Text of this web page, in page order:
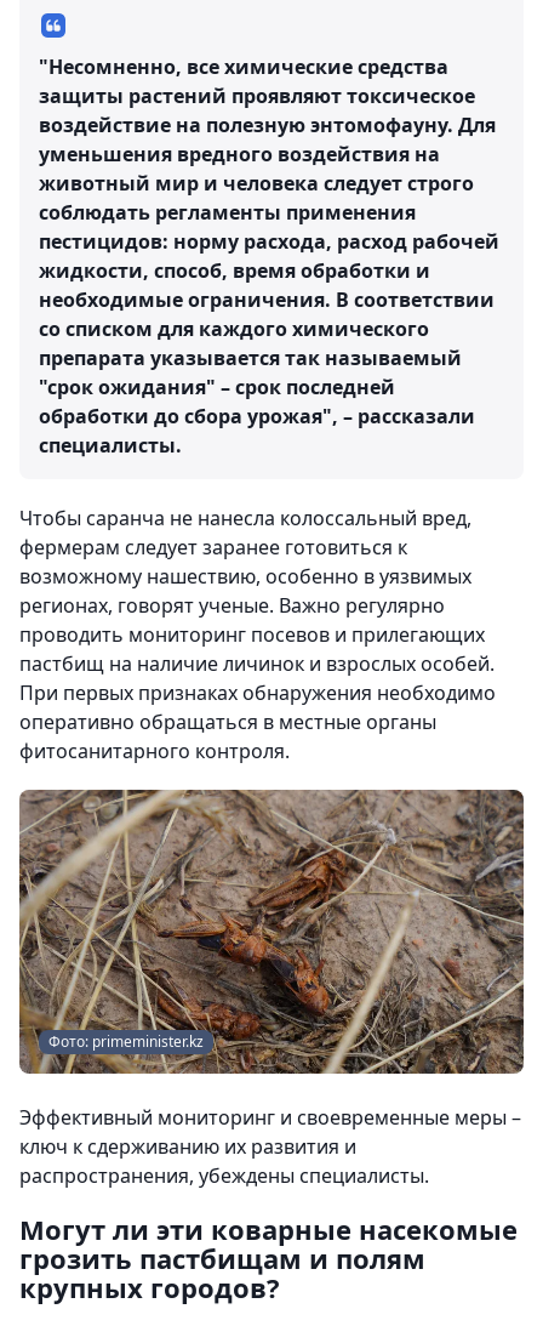
"Несомненно, все химические средства
защиты растений проявляют токсическое
воздействие на полезную энтомофауну. Для
уменьшения вредного воздействия на
животный мир и человека следует строго
соблюдать регламенты применения
пестицидов: норму расхода, расход рабочей
жидкости, способ, время обработки и
необходимые ограничения. В соответствии
со списком для каждого химического
препарата указывается так называемый
"срок ожидания" – срок последней
обработки до сбора урожая", – рассказали
специалисты.
Чтобы саранча не нанесла колоссальный вред,
фермерам следует заранее готовиться к
возможному нашествию, особенно в уязвимых
регионах, говорят ученые. Важно регулярно
проводить мониторинг посевов и прилегающих
пастбищ на наличие личинок и взрослых особей.
При первых признаках обнаружения необходимо
оперативно обращаться в местные органы
фитосанитарного контроля.
Фото: primeminister.kz
Эффективный мониторинг и своевременные меры –
ключ к сдерживанию их развития и
распространения, убеждены специалисты.
Могут ли эти коварные насекомые
грозить пастбищам и полям
крупных городов?